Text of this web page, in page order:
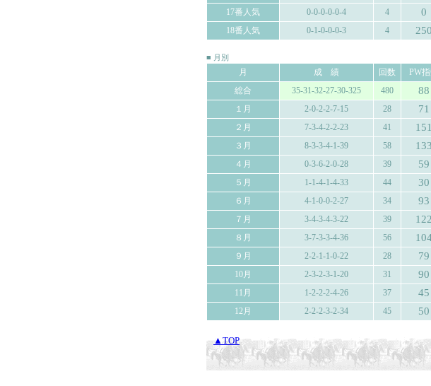
17番人気 0-0-0-0-0-4 4 0
18番人気 0-1-0-0-0-3 4 250
■ 月別
月 成 績 回数 PW
総合
35-31-32-27-30-325 480 88
１月 2-0-2-2-7-15 28 71
２月 7-3-4-2-2-23 41 151
３月 8-3-3-4-1-39 58 133
４月 0-3-6-2-0-28 39 59
５月 1-1-4-1-4-33 44 30
６月 4-1-0-0-2-27 34 93
７月 3-4-3-4-3-22 39 122
８月 3-7-3-3-4-36 56
９月 2-2-1-1-0-22 28 79
10月 2-3-2-3-1-20 31 90
11月 1-2-2-2-4-26 37 45
12月 2-2-2-3-2-34 45 50
▲TOP